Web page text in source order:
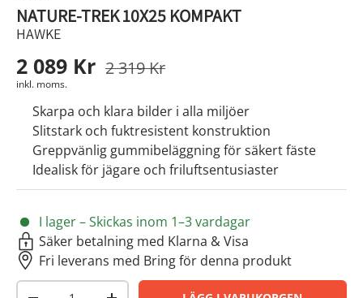
NATURE-TREK 10X25 KOMPAKT
HAWKE
2 089 Kr 2 319 Kr
inkl. moms.
Skarpa och klara bilder i alla miljöer
Slitstark och fuktresistent konstruktion
Greppvänlig gummibeläggning för säkert fäste
Idealisk för jägare och friluftsentusiaster
I lager – Skickas inom 1–3 vardagar
Säker betalning med Klarna & Visa
Fri leverans med Bring för denna produkt